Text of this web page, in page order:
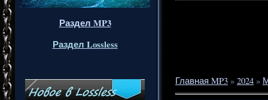
Раздел MP3
Раздел Lossless
Главная MP3 » 2024 »